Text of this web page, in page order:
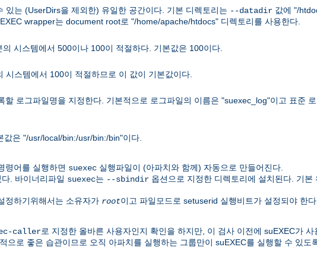
는 (UserDirs을 제외한) 유일한 공간이다. 기본 디렉토리는 --datadir 값에 "/
wrapper는 document root로 "/home/apache/htdocs" 디렉토리를 사용한다.
시스템에서 500이나 100이 적절하다. 기본값은 100이다.
시스템에서 100이 적절하므로 이 값이 기본값이다.
로그파일명을 지정한다. 기본적으로 로그파일의 이름은 "suexec_log"이고 표준
값은 "/usr/local/bin:/usr/bin:/bin"이다.
령어를 실행하면 suexec 실행파일이 (아파치와 함께) 자동으로 만들어진다.
. 바이너리파일 suexec는 --sbindir 옵션으로 지정한 디렉토리에 설치된다. 기본
정하기위해서는 소유자가 root이고 파일모드로 setuserid 실행비트가 설정되야 한
caller로 지정한 올바른 사용자인지 확인을 하지만, 이 검사 이전에 suEXEC가 사
로 좋은 습관이므로 오직 아파치를 실행하는 그룹만이 suEXEC를 실행할 수 있도